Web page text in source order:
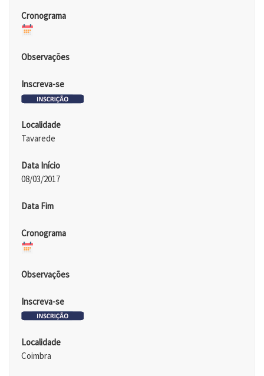
Cronograma
Observações
Inscreva-se
Localidade
Tavarede
Data Início
08/03/2017
Data Fim
Cronograma
Observações
Inscreva-se
Localidade
Coimbra